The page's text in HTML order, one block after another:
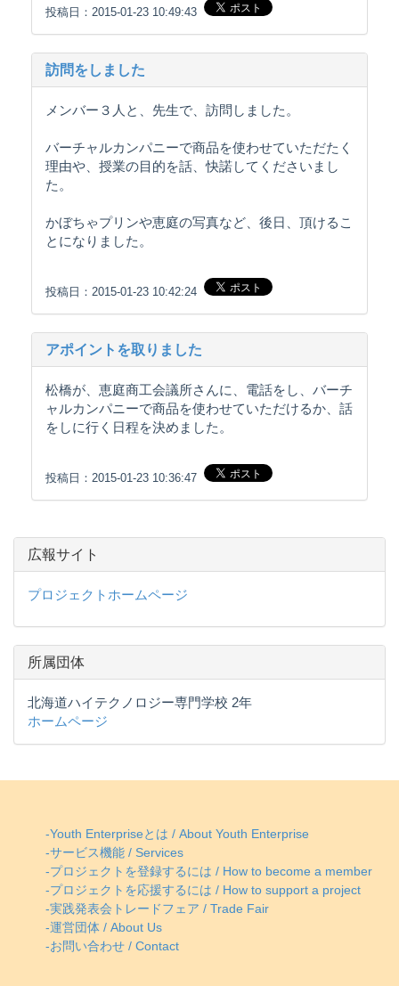
投稿日：2015-01-23 10:49:43
訪問をしました
メンバー３人と、先生で、訪問しました。
バーチャルカンパニーで商品を使わせていただたく
理由や、授業の目的を話、快諾してくださいまし
た。
かぼちゃプリンや恵庭の写真など、後日、頂けるこ
とになりました。
投稿日：2015-01-23 10:42:24
アポイントを取りました
松橋が、恵庭商工会議所さんに、電話をし、バーチ
ャルカンパニーで商品を使わせていただけるか、話
をしに行く日程を決めました。
投稿日：2015-01-23 10:36:47
広報サイト
プロジェクトホームページ
所属団体
北海道ハイテクノロジー専門学校 2年
ホームページ
-Youth Enterpriseとは / About Youth Enterprise
-サービス機能 / Services
-プロジェクトを登録するには / How to become a member
-プロジェクトを応援するには / How to support a project
-実践発表会トレードフェア / Trade Fair
-運営団体 / About Us
-お問い合わせ / Contact